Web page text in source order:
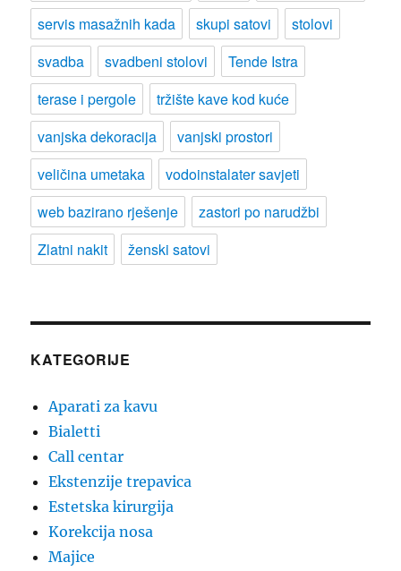
servis masažnih kada
skupi satovi
stolovi
svadba
svadbeni stolovi
Tende Istra
terase i pergole
tržište kave kod kuće
vanjska dekoracija
vanjski prostori
veličina umetaka
vodoinstalater savjeti
web bazirano rješenje
zastori po narudžbi
Zlatni nakit
ženski satovi
KATEGORIJE
Aparati za kavu
Bialetti
Call centar
Ekstenzije trepavica
Estetska kirurgija
Korekcija nosa
Majice